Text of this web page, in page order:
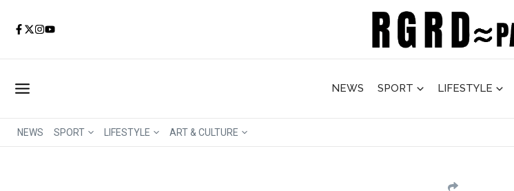
NEWS SPORT LIFESTYLE
NEWS SPORT LIFESTYLE ART & CULTURE